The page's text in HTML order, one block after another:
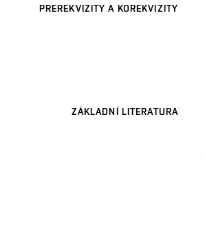
PREREKVIZITY A KOREKVIZITY
ZÁKLADNÍ LITERATURA